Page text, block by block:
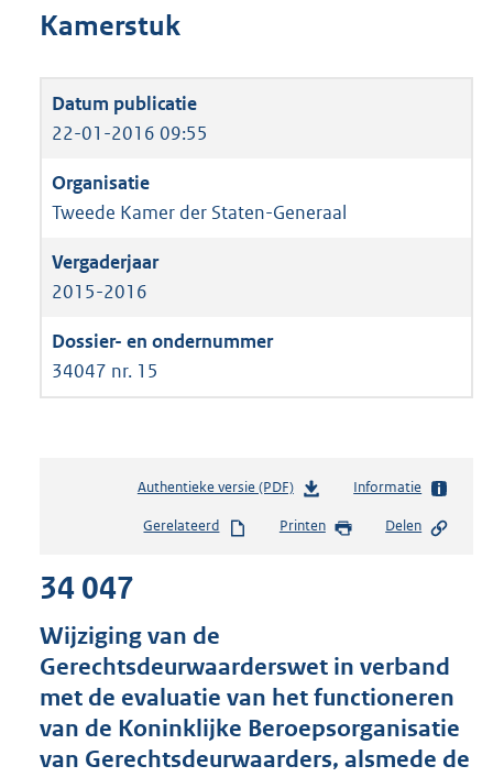
Kamerstuk
22-01-2016 09:55
Tweede Kamer der Staten-Generaal
2015-2016
34047 nr. 15
Authentieke versie (PDF)b
s
g
r
o
t
Informatie
Gerelateerd Printen Delen
34 047
Wijziging van de
Gerechtsdeurwaarderswet in verband
met de evaluatie van het functioneren
van de Koninklijke Beroepsorganisatie
van Gerechtsdeurwaarders, alsmede de